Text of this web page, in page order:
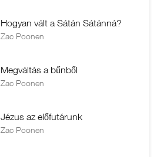
Hogyan vált a Sátán Sátánná?
Zac Poonen
Megváltás a bűnből
Zac Poonen
Jézus az előfutárunk
Zac Poonen